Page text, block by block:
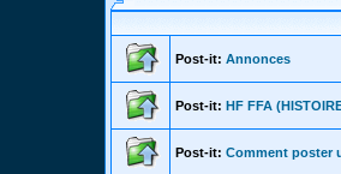
Post-it: Annonces
Post-it: HF FFA
Post-it: Comment poster